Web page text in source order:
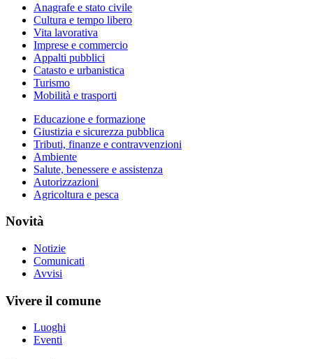
Anagrafe e stato civile
Cultura e tempo libero
Vita lavorativa
Imprese e commercio
Appalti pubblici
Catasto e urbanistica
Turismo
Mobilità e trasporti
Educazione e formazione
Giustizia e sicurezza pubblica
Tributi, finanze e contravvenzioni
Ambiente
Salute, benessere e assistenza
Autorizzazioni
Agricoltura e pesca
Novità
Notizie
Comunicati
Avvisi
Vivere il comune
Luoghi
Eventi